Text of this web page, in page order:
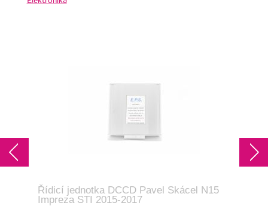
Řídicí jednotka DCCD Pavel Skácel N15
Impreza STI 2015-2017